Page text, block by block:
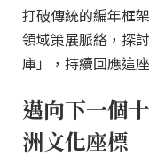
打破傳統的編年框
領域策展脈絡，探
庫」，持續回應這
邁向下一個
洲文化座標